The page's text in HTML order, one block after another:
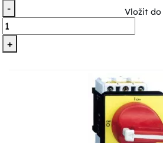
-
+
Vložit do